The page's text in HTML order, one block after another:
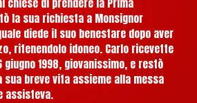
la sua richiesta a Monsignor
diede il suo benestare dopo aver
ritenendolo idoneo. Carlo ricevette
1998, giovanissimo, e restò
sua breve vita assieme alla messa
assisteva.